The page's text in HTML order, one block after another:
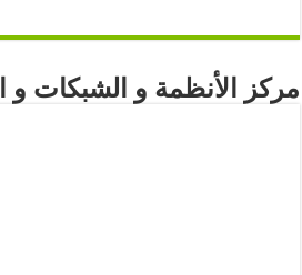
مركز الأنظمة و الشبكات و